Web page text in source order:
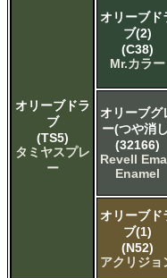
オリーブドラ
ブ
(TS5)
タミヤスプレ
ー
オリーブド
ブ(2)
(C38)
Mr.カラー
オリーブグ
ー(つや消
(32166)
Revell
Enamel
オリーブド
ブ(1)
(N52)
アクリジョ